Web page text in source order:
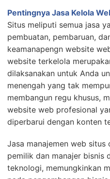
Pentingnya Jasa Kelola
Situs meliputi semua jasa
pembuatan, pembaruan,
keamanapengn website
website terkelola
dilaksanakan untuk Anda
menengah yang tak
membangun regu khusus,
website web profesional
diperbarui dengan konten
Jasa manajemen web
pemilik dan manajer bisnis
teknologi, memungkinkan